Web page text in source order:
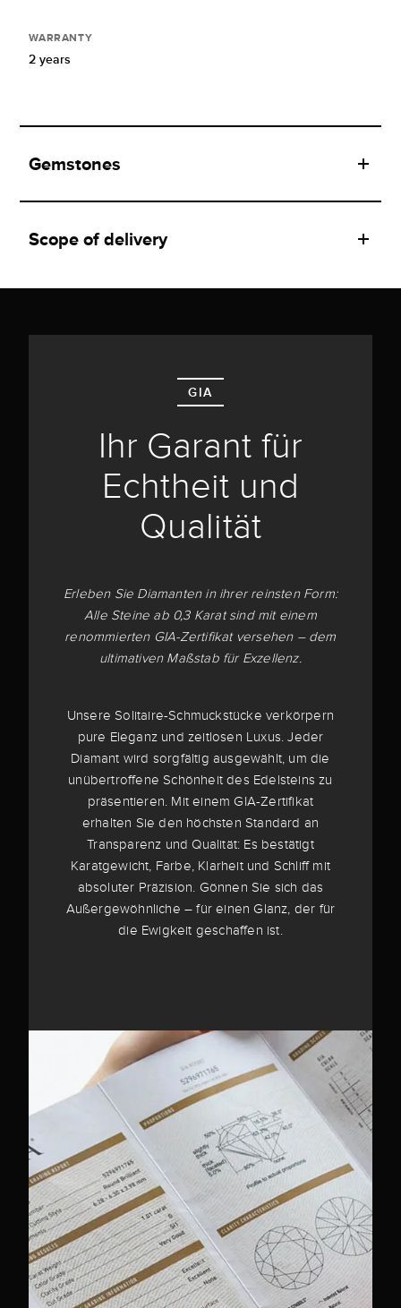
WARRANTY
2 years
Gemstones
Scope of delivery
GIA
Ihr Garant für
Echtheit und
Qualität
Erleben Sie Diamanten in ihrer reinsten Form:
Alle Steine ab 0,3 Karat sind mit einem
renommierten GIA-Zertifikat versehen – dem
ultimativen Maßstab für Exzellenz.
Unsere Solitaire-Schmuckstücke verkörpern
pure Eleganz und zeitlosen Luxus. Jeder
Diamant wird sorgfältig ausgewählt, um die
unübertroffene Schönheit des Edelsteins zu
präsentieren. Mit einem GIA-Zertifikat
erhalten Sie den höchsten Standard an
Transparenz und Qualität: Es bestätigt
Karatgewicht, Farbe, Klarheit und Schliff mit
absoluter Präzision. Gönnen Sie sich das
Außergewöhnliche – für einen Glanz, der für
die Ewigkeit geschaffen ist.